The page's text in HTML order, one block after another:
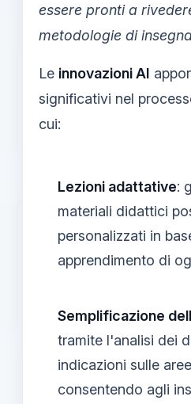
essere pronti a
metodologie di
Le innovazioni AI
significativi nel
cui:
Lezioni adattative:
materiali didattici
personalizzati in
apprendimento di
Semplificazione
tramite l'analisi dei
indicazioni sulle
consentendo agli